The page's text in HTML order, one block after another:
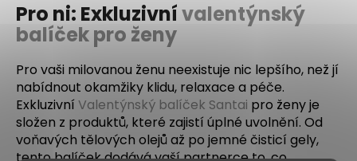
Pro ni: Exkluzivnívalentýnský
balíček pro ženy
Pro vaši milovanou ženu neexistuje nic lepšího, než jí
nabídnout okamžiky klidu, relaxace a péče.
Exkluzivní Valentýnský balíček Santai pro ženy je
složen z produktů, které zajistí úplné uvolnění. Od
voňavých tělových olejů až po jemné čisticí gely,